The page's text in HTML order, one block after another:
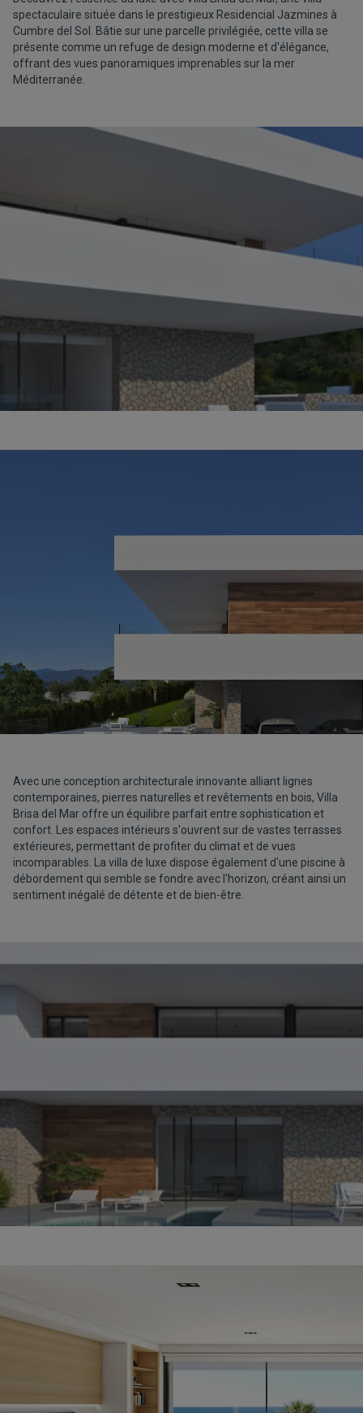
spectaculaire située dans le prestigieux Residencial Jazmines à
Cumbre del Sol. Bâtie sur une parcelle privilégiée, cette villa se
présente comme un refuge de design moderne et d'élégance,
offrant des vues panoramiques imprenables sur la mer
Méditerranée.
Avec une conception architecturale innovante alliant lignes
contemporaines, pierres naturelles et revêtements en bois, Villa
Brisa del Mar offre un équilibre parfait entre sophistication et
confort. Les espaces intérieurs s'ouvrent sur de vastes terrasses
extérieures, permettant de profiter du climat et de vues
incomparables. La villa de luxe dispose également d'une piscine à
débordement qui semble se fondre avec l'horizon, créant ainsi un
sentiment inégalé de détente et de bien-être.